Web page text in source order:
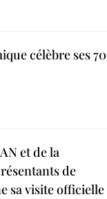
célèbre ses 70
et de la
de
sa visite officielle